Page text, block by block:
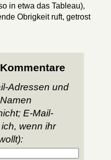
in etwa das Tableau),
Obrigkeit ruft, getrost
Adressen und
E-Mail-
wenn ihr